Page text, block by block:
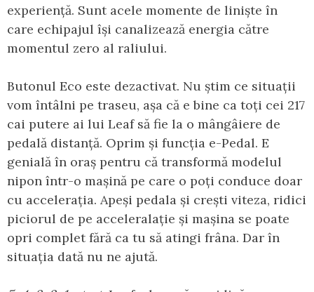
experiență. Sunt acele momente de liniște în
care echipajul își canalizează energia către
momentul zero al raliului.
Butonul Eco este dezactivat. Nu știm ce situații
vom întâlni pe traseu, așa că e bine ca toți cei 217
cai putere ai lui Leaf să fie la o mângâiere de
pedală distanță. Oprim și funcția e-Pedal. E
genială în oraș pentru că transformă modelul
nipon într-o mașină pe care o poți conduce doar
cu accelerația. Apeși pedala și crești viteza, ridici
piciorul de pe acceleralație și mașina se poate
opri complet fără ca tu să atingi frâna. Dar în
situația dată nu ne ajută.